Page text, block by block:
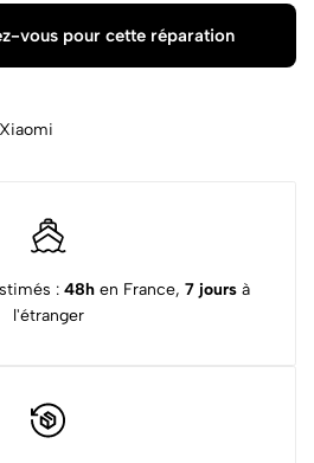
vous pour cette réparation
Xiaomi
: 48h en France, 7 jours à
l'étranger